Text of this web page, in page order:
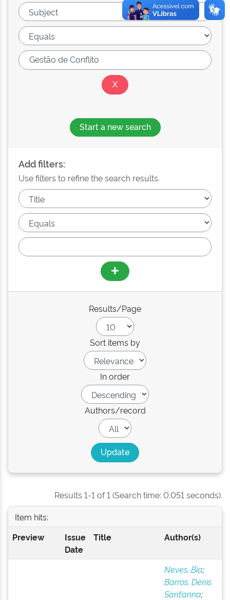
Start a new search
Add filters:
Use filters to refine the search results.
Results/Page
Sort items by
In order
Authors/record
Results 1-1 of 1 (Search time: 0.051 seconds).
Item hits:
Preview
Issue
Date
Title Author(s)
Neves, Bia;
Barros, Denis
Sant’anna;